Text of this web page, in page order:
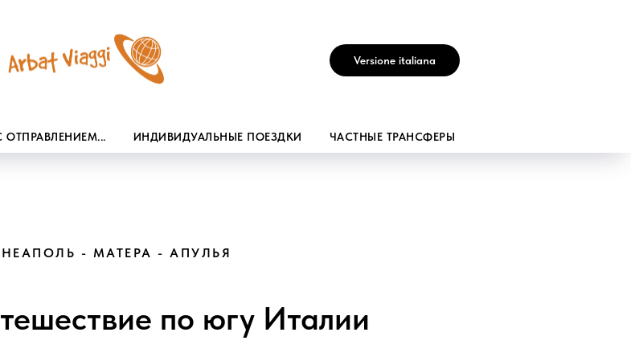
Versione italiana
ОТПРАВЛЕНИЕМ... ИНДИВИДУАЛЬНЫЕ ПОЕЗДКИ ЧАСТНЫЕ ТРАНСФЕРЫ
- МАТЕРА - АПУЛЬЯ
по югу Италии